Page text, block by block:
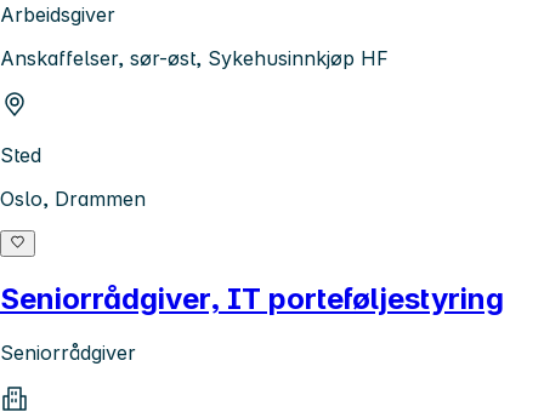
Arbeidsgiver
Anskaffelser, sør-øst, Sykehusinnkjøp HF
Sted
Oslo, Drammen
Seniorrådgiver, IT porteføljestyring
Seniorrådgiver